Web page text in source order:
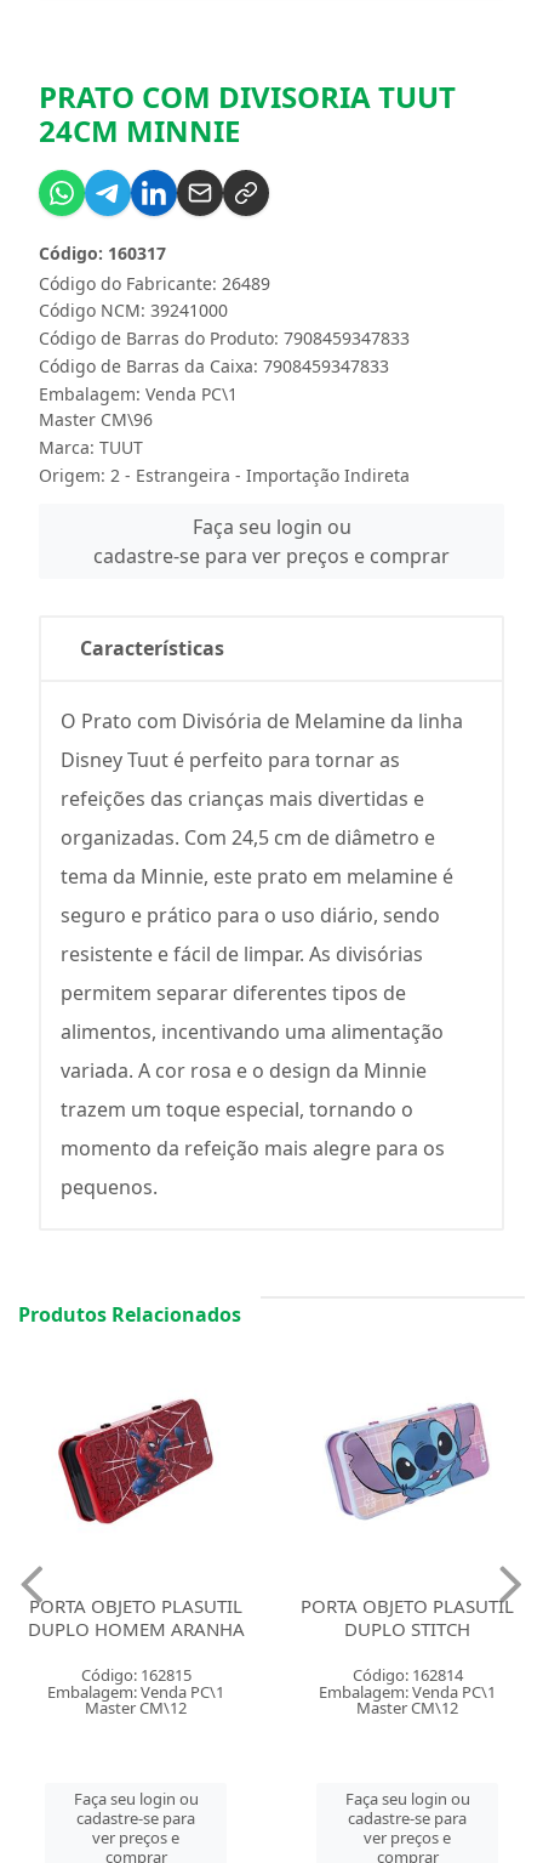
PRATO COM DIVISORIA TUUT
24CM MINNIE
Código do Fabricante: 26489
Código: 160317
Código NCM: 39241000
Código de Barras do Produto: 7908459347833
Código de Barras da Caixa: 7908459347833
Embalagem: Venda PC\1
Master CM\96
Marca: TUUT
Origem: 2 - Estrangeira - Importação Indireta
Faça seu login ou
cadastre-se para ver preços e comprar
Características
O Prato com Divisória de Melamine da linha
Disney Tuut é perfeito para tornar as
refeições das crianças mais divertidas e
organizadas. Com 24,5 cm de diâmetro e
tema da Minnie, este prato em melamine é
seguro e prático para o uso diário, sendo
resistente e fácil de limpar. As divisórias
permitem separar diferentes tipos de
alimentos, incentivando uma alimentação
variada. A cor rosa e o design da Minnie
trazem um toque especial, tornando o
momento da refeição mais alegre para os
pequenos.
Produtos Relacionados
PORTA OBJETO PLASUTIL
DUPLO HOMEM ARANHA
Código: 162815
Embalagem: Venda PC\1
Master CM\12
Faça seu login ou
cadastre-se para
ver preços e
comprar
PORTA OBJETO PLASUTIL
DUPLO STITCH
Código: 162814
Embalagem: Venda PC\1
Master CM\12
Faça seu login ou
cadastre-se para
ver preços e
comprar